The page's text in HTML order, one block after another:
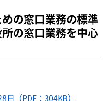
の窓口業務の標準
の窓口業務を中心
（PDF：304KB）